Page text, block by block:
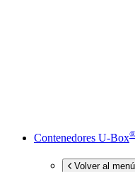
Contenedores U-Box
Volver al